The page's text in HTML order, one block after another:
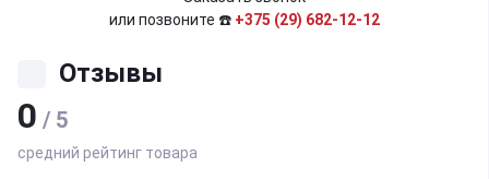
или позвоните ☎️ +375 (29) 682-12-12
Отзывы
0 / 5
средний рейтинг товара